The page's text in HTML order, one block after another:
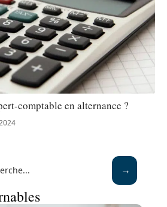
comptable en alternance ?